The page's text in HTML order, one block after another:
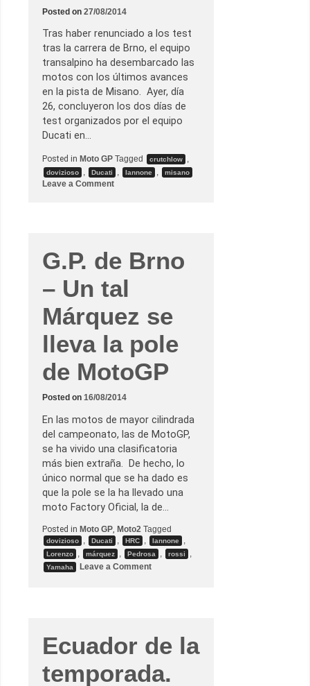
i
u
a
c
ó
n
e
c
r
e
r
a
s
v
a
a
M
á
q
u
e
z
Posted on 27/08/2014
Tras haber renunciado a los test
tras la carrera de Brno, el equipo
transalpino ha desembarcado las
motos con los últimos avances
en la pista de Misano. Ayer, día
26, concluyeron los dos días de
test organizados por el equipo
Ducati en…
Posted in Moto GP Tagged crutchlow ,
dovizioso , Ducati , Iannone , misano
Leave a Commento
P
r
n
s
D
c
a
i
–
o
d
í
a
s
d
e
e
n
t
r
e
o
e
n
M
i
G.P. de Brno
– Un tal
Márquez se
lleva la pole
de MotoGP
Posted on 16/08/2014
En las motos de mayor cilindrada
del campeonato, las de MotoGP,
se ha vivido una clasificatoria
más bien extraña. De hecho, lo
único normal que se ha dado es
que la pole se la ha llevado una
moto Factory Oficial, la de…
Posted in Moto GP, Moto2 Tagged
dovizioso , Ducati , HRC , Iannone ,
Lorenzo , márquez , Pedrosa , rossi ,
Yamaha Leave a Commento
B
r
o
–
Ecuador de la
temporada.